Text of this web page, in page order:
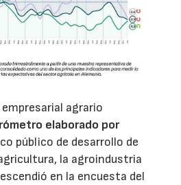
agrario
elaborado por
público de desarrollo de
la agroindustria
en la encuesta del